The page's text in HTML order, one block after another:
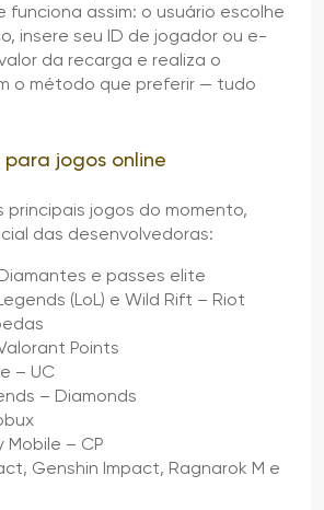
funciona assim: o usuário escolhe
insere seu ID de jogador ou e-
da recarga e realiza o
o método que preferir — tudo
jogos online
principais jogos do momento,
das desenvolvedoras:
e passes elite
(LoL) e Wild Rift – Riot
Points
– UC
– Diamonds
Mobile – CP
Genshin Impact, Ragnarok M e